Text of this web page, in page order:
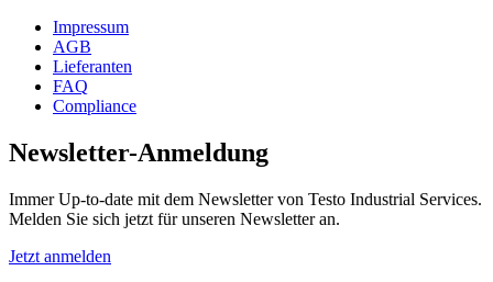
Impressum
AGB
Lieferanten
FAQ
Compliance
Newsletter-Anmeldung
Immer Up-to-date mit dem Newsletter von Testo Industrial Services.
Melden Sie sich jetzt für unseren Newsletter an.
Jetzt anmelden